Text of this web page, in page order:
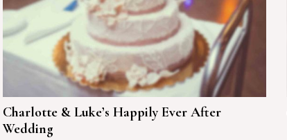
Charlotte & Luke’s Happily Ever After
Wedding